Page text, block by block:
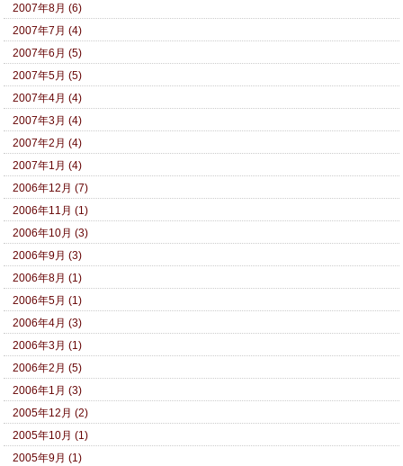
2007年8月 (6)
2007年7月 (4)
2007年6月 (5)
2007年5月 (5)
2007年4月 (4)
2007年3月 (4)
2007年2月 (4)
2007年1月 (4)
2006年12月 (7)
2006年11月 (1)
2006年10月 (3)
2006年9月 (3)
2006年8月 (1)
2006年5月 (1)
2006年4月 (3)
2006年3月 (1)
2006年2月 (5)
2006年1月 (3)
2005年12月 (2)
2005年10月 (1)
2005年9月 (1)